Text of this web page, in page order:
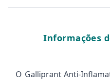
Informações
O Galliprant Anti-